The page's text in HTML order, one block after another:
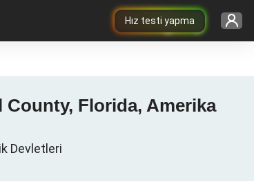
Hız testi yapma
County, Florida, Amerika
Devletleri